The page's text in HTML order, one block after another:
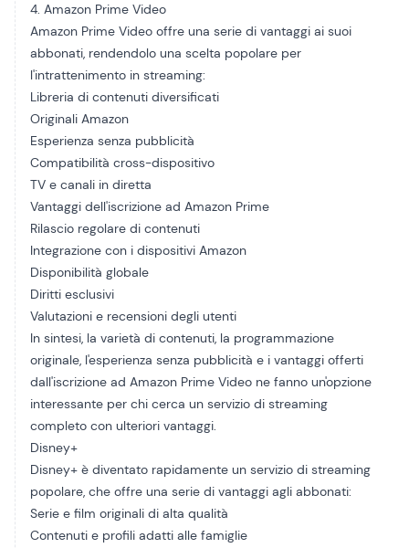
4. Amazon Prime Video
Amazon Prime Video offre una serie di vantaggi ai suoi
abbonati, rendendolo una scelta popolare per
l'intrattenimento in streaming:
Libreria di contenuti diversificati
Originali Amazon
Esperienza senza pubblicità
Compatibilità cross-dispositivo
TV e canali in diretta
Vantaggi dell'iscrizione ad Amazon Prime
Rilascio regolare di contenuti
Integrazione con i dispositivi Amazon
Disponibilità globale
Diritti esclusivi
Valutazioni e recensioni degli utenti
In sintesi, la varietà di contenuti, la programmazione
originale, l'esperienza senza pubblicità e i vantaggi offerti
dall'iscrizione ad Amazon Prime Video ne fanno un'opzione
interessante per chi cerca un servizio di streaming
completo con ulteriori vantaggi.
Disney+
Disney+ è diventato rapidamente un servizio di streaming
popolare, che offre una serie di vantaggi agli abbonati:
Serie e film originali di alta qualità
Contenuti e profili adatti alle famiglie